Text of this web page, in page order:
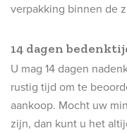
verpakking binnen de
14 dagen
U mag 14 dagen
rustig tijd om te
aankoop. Mocht uw
zijn, dan kunt u het